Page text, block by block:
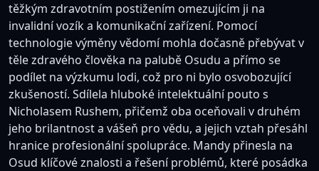
těžkým zdravotním postižením omezujícím ji na
invalidní vozík a komunikační zařízení. Pomocí
technologie výměny vědomí mohla dočasně přebývat v
těle zdravého člověka na palubě Osudu a přímo se
podílet na výzkumu lodi, což pro ni bylo osvobozující
zkušeností. Sdílela hluboké intelektuální pouto s
Nicholasem Rushem, přičemž oba oceňovali v druhém
jeho brilantnost a vášeň pro vědu, a jejich vztah přesáhl
hranice profesionální spolupráce. Mandy přinesla na
Osud klíčové znalosti a řešení problémů, které posádka